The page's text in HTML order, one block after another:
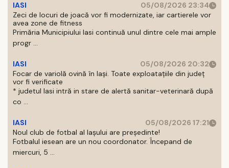
IASI
05/08/2026 23:34
Zeci de locuri de joacă vor fi modernizate, iar cartierele vor
avea zone de fitness
Primăria Municipiului Iasi continuă unul dintre cele mai ample
progr ...
IASI
05/08/2026 20:32
Focar de variolă ovină în Iași. Toate exploatațiile din județ
vor fi verificate
* judetul Iasi intră in stare de alertă sanitar-veterinară după
co ...
IASI
05/08/2026 17:21
Noul club de fotbal al Iașului are președinte!
Fotbalul iesean are un nou coordonator. Începand de
miercuri, 5 ...